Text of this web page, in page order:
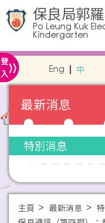
保良局郭
Po Leung Kuk
Kindergarten
登
入» Eng 中
最新消息
特別消息
主頁 最新消息